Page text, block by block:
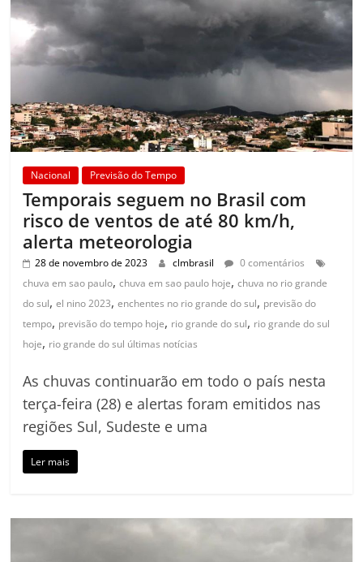
Nacional Previsão do Tempo
Temporais seguem no Brasil com
risco de ventos de até 80 km/h,
alerta meteorologia
28 de novembro de 2023 clmbrasil
0 comentários
chuva em sao paulo,chuva em sao paulo hoje,chuva no rio grande
do sul,el nino 2023,enchentes no rio grande do sul, previsão do
tempo, previsão do tempo hoje, rio grande do sul, rio grande do sul
hoje, rio grande do sul últimas notícias
As chuvas continuarão em todo o país nesta
terça-feira (28) e alertas foram emitidos nas
regiões Sul, Sudeste e uma
Ler mais